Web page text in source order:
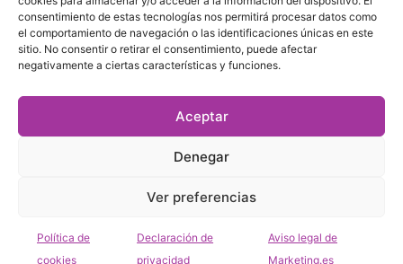
consentimiento de estas tecnologías nos permitirá procesar datos como
el comportamiento de navegación o las identificaciones únicas en este
sitio. No consentir o retirar el consentimiento, puede afectar
negativamente a ciertas características y funciones.
Aceptar
Denegar
Ver preferencias
Política de
cookies
Declaración de
privacidad
Aviso legal de
Marketing.es
SOBRE NOSOTROS
En Marketin.es encontrarás la más actualizada y veraz
información sobre el mundo del marketing; consejos
SÍGUENOS